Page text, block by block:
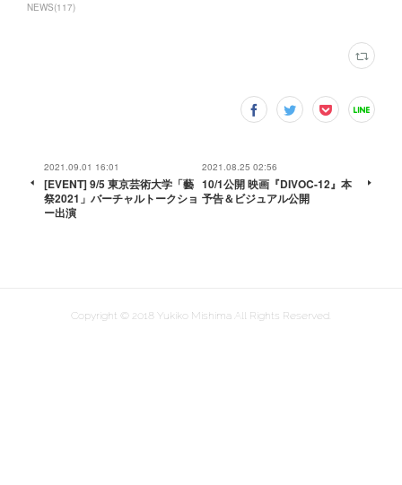
NEWS(117)
2021.09.01 16:01
[EVENT] 9/5 東京芸術大学「藝
祭2021」バーチャルトークショ
ー出演
2021.08.25 02:56
10/1公開 映画『DIVOC-12』本
予告＆ビジュアル公開
Copyright © 2018 Yukiko Mishima All Rights Reserved.